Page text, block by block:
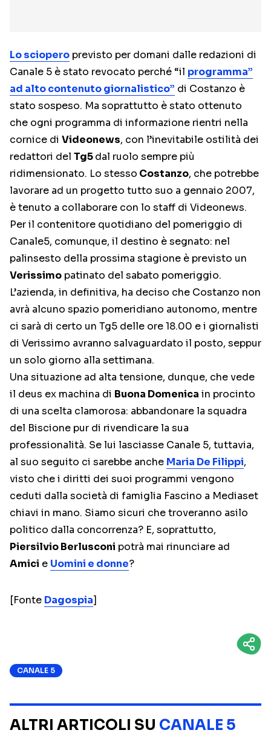
Lo sciopero previsto per domani dalle redazioni di
Canale 5 è stato revocato perché “il programma”
ad alto contenuto giornalistico” di Costanzo è
stato sospeso. Ma soprattutto è stato ottenuto
che ogni programma di informazione rientri nella
cornice di Videonews, con l’inevitabile ostilità dei
redattori del Tg5dal ruolo sempre più
ridimensionato. Lo stesso Costanzo, che potrebbe
lavorare ad un progetto tutto suo a gennaio 2007,
è tenuto a collaborare con lo staff di Videonews.
Per il contenitore quotidiano del pomeriggio di
Canale5, comunque, il destino è segnato: nel
palinsesto della prossima stagione è previsto un
Verissimo patinato del sabato pomeriggio.
L’azienda, in definitiva, ha deciso che Costanzo non
avrà alcuno spazio pomeridiano autonomo, mentre
ci sarà di certo un Tg5 delle ore 18.00 e i giornalisti
di Verissimo avranno salvaguardato il posto, seppur
un solo giorno alla settimana.
Una situazione ad alta tensione, dunque, che vede
il deus ex machina di Buona Domenica in procinto
di una scelta clamorosa: abbandonare la squadra
del Biscione pur di rivendicare la sua
professionalità. Se lui lasciasse Canale 5, tuttavia,
al suo seguito ci sarebbe anche Maria De Filippi,
visto che i diritti dei suoi programmi vengono
ceduti dalla società di famiglia Fascino a Mediaset
chiavi in mano. Siamo sicuri che troveranno asilo
politico dalla concorrenza? E, soprattutto,
Piersilvio Berlusconi potrà mai rinunciare ad
Amici e Uomini e donne?
[Fonte Dagospia]
CANALE 5
ALTRI ARTICOLI SU CANALE 5